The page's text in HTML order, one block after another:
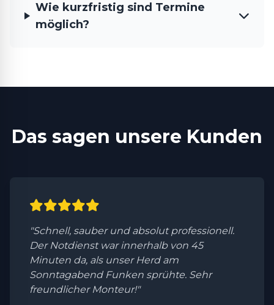
Wie kurzfristig sind Termine
möglich?
Das sagen unsere Kunden
"Schnell, sauber und absolut professionell.
Der Notdienst war innerhalb von 45
Minuten da, als unser Herd am
Sonntagabend Funken sprühte. Sehr
freundlicher Monteur!"